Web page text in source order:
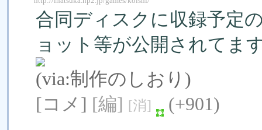
合同ディスクに収録予定
ョット等が公開されてま
(via:制作のしおり )
[コメ] [編] [消] (+901)